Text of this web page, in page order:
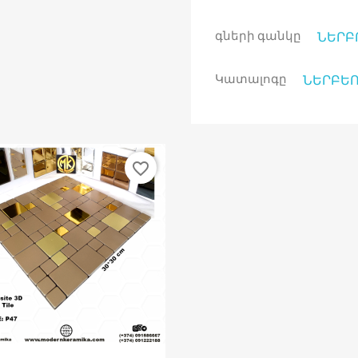
գների գանկը
Կատալոգը
favorite_border